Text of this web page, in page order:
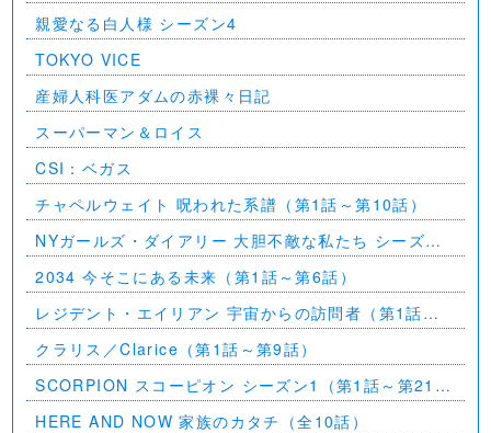
親愛なる白人様 シーズン4
TOKYO VICE
産婦人科医アダムの赤裸々日記
スーパーマン＆ロイス
CSI：ベガス
チャペルウェイト 呪われた系譜（第1話～第10話）
NYガールズ・ダイアリー 大胆不敵な私たち シーズン
5（第1話～第2話）
2034 今そこにある未来（第1話～第6話）
レジデント・エイリアン 宇宙からの訪問者（第1話～
第7話）
クラリス／Clarice（第1話～第9話）
SCORPION スコーピオン シーズン1（第1話～第21
話）
HERE AND NOW 家族のカタチ（全10話）